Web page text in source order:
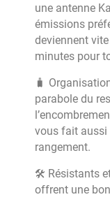
une antenne
émissions
deviennent
minutes pour
🧳
parabole du
vous fait aussi
rangement.
🛠️ Résistants
offrent une